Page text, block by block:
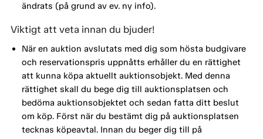
ändrats (på grund av ev. ny info).
Viktigt att veta innan du bjuder!
När en auktion avslutats med dig som hösta budgivare
och reservationspris uppnåtts erhåller du en rättighet
att kunna köpa aktuellt auktionsobjekt. Med denna
rättighet skall du bege dig till auktionsplatsen och
bedöma auktionsobjektet och sedan fatta ditt beslut
om köp. Först när du bestämt dig på auktionsplatsen
tecknas köpeavtal. Innan du beger dig till på